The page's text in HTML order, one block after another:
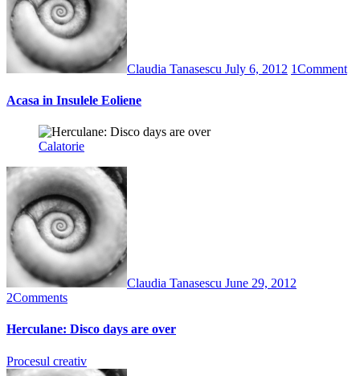
Claudia Tanasescu July 6, 2012 1Comment
Acasa in Insulele Eoliene
Calatorie
Claudia Tanasescu June 29, 2012
2Comments
Herculane: Disco days are over
Procesul creativ